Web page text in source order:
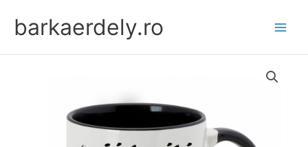
contentbarkaerdely.ro